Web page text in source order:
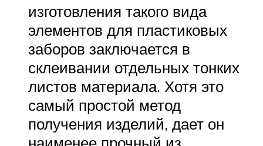
изготовления такого вида
элементов для пластиковых
заборов заключается в
склеивании отдельных тонких
листов материала. Хотя это
самый простой метод
получения изделий, дает он